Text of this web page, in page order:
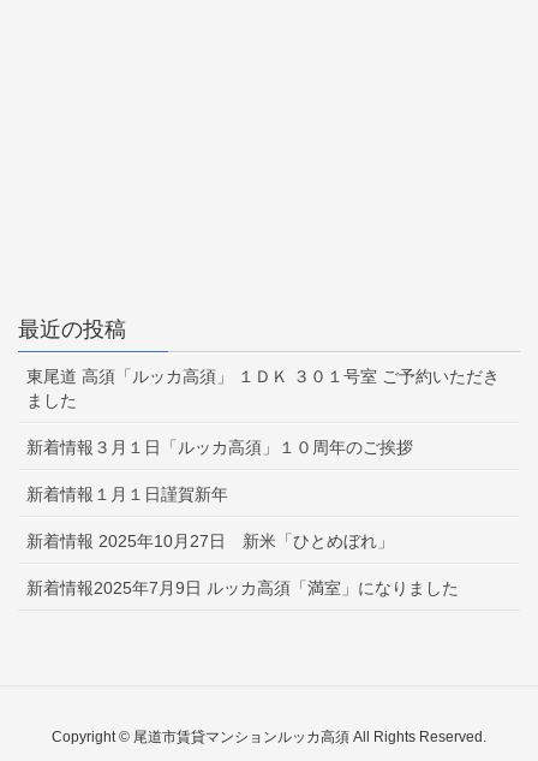
最近の投稿
東尾道 高須「ルッカ高須」 １ＤＫ ３０１号室 ご予約いただき
ました
新着情報３月１日「ルッカ高須」１０周年のご挨拶
新着情報１月１日謹賀新年
新着情報 2025年10月27日 新米「ひとめぼれ」
新着情報2025年7月9日 ルッカ高須「満室」になりました
Copyright © 尾道市賃貸マンションルッカ高須 All Rights Reserved.